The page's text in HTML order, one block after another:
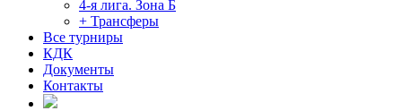
4-я лига. Зона Б
+ Трансферы
Все турниры
КДК
Документы
Контакты